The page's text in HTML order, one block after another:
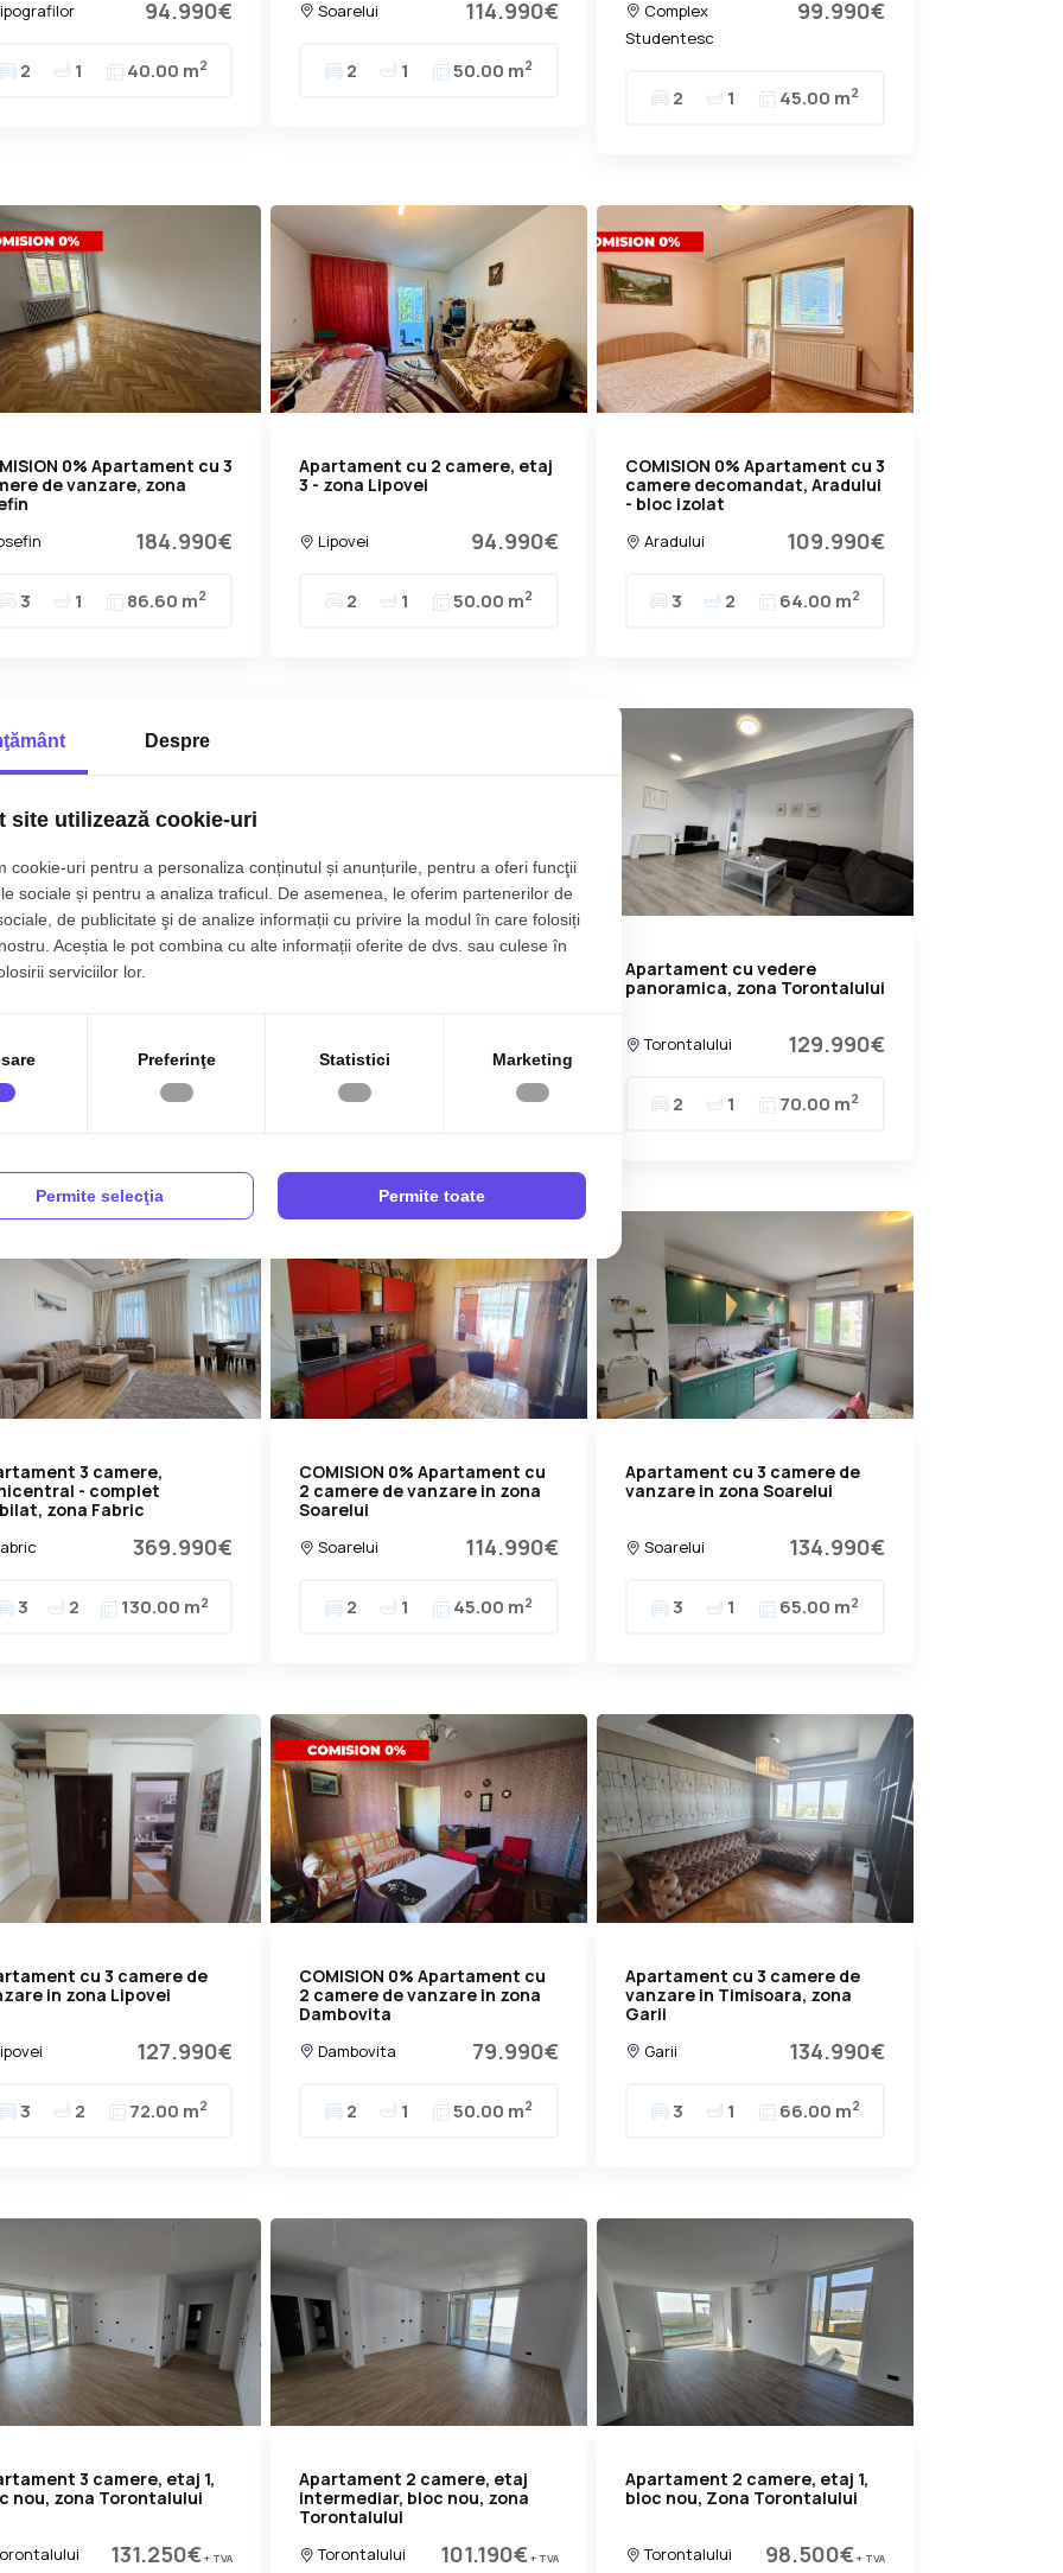
94.990€
2 1 40.00 m2
Soarelui 114.990€
2 1 50.00 m2
Complex
Studentesc
99.990€
2 1 45.00 m2
0% Apartament cu 3
de vanzare, zona
184.990€
3 1 86.60 m2
Apartament cu 2 camere, etaj
3 - zona Lipovei
Lipovei 94.990€
2 1 50.00 m2
COMISION 0% Apartament cu 3
camere decomandat, Aradului
- bloc izolat
Aradului 109.990€
3 2 64.00 m2
0% Apartament cu 3
66.00 m 3 66.00 m2
Apartament cu vedere
panoramica, zona Torontalului
Torontalului 129.990€
2 1 70.00 m2
3 camere,
- complet
zona Fabric
369.990€
3 2 130.00 m2
COMISION 0% Apartament cu
2 camere de vanzare in zona
Soarelui
Soarelui 114.990€
2 1 45.00 m2
Apartament cu 3 camere de
vanzare in zona Soarelui
Soarelui 134.990€
3 1 65.00 m2
cu 3 camere de
in zona Lipovei
127.990€
3 2 72.00 m2
COMISION 0% Apartament cu
2 camere de vanzare in zona
Dambovita
Dambovita 79.990€
2 1 50.00 m2
Apartament cu 3 camere de
vanzare in Timisoara, zona
Garii
Garii 134.990€
3 1 66.00 m2
3 camere, etaj 1,
nou, zona Torontalului
131.250€+ TVA
Apartament 2 camere, etaj
intermediar, bloc nou, zona
Torontalului
Torontalului 101.190€+ TVA
Apartament 2 camere, etaj 1,
bloc nou, Zona Torontalului
Torontalului 98.500€+ TVA
Despre
site utilizează cookie-uri
cookie-uri pentru a personaliza conținutul și anunțurile, pentru a oferi funcţii
sociale și pentru a analiza traficul. De asemenea, le oferim partenerilor de
de publicitate şi de analize informații cu privire la modul în care folosiți
Aceștia le pot combina cu alte informații oferite de dvs. sau culese în
serviciilor lor.
Preferinţe Statistici Marketing
Permite selecţia Permite toate